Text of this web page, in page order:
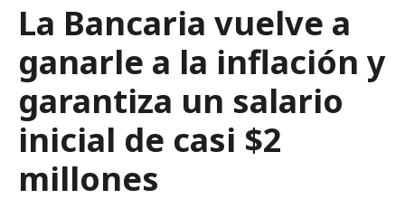
La Bancaria vuelve a
ganarle a la inflación y
garantiza un salario
inicial de casi $2
millones